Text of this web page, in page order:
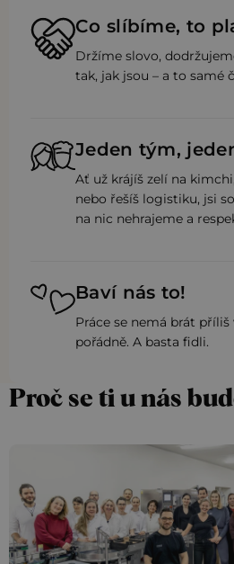
Co slíbíme, to
Držíme slovo,
tak, jak jsou – a to samé
Jeden tým,
Ať už krájíš zelí na kimchi
nebo řešíš logistiku, jsi
na nic nehrajeme a
Baví nás to!
Práce se nemá brát
pořádně. A basta fidli.
Proč se ti u nás